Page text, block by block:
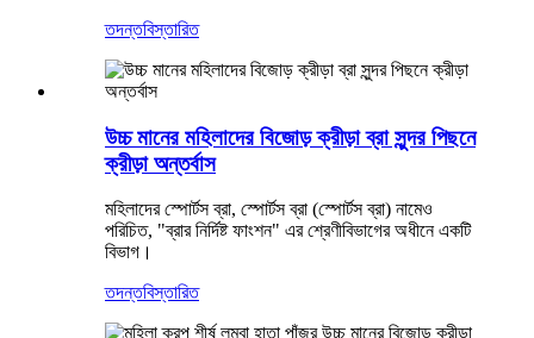
তদন্তবিস্তারিত
উচ্চ মানের মহিলাদের বিজোড় ক্রীড়া ব্রা সুন্দর পিছনে
ক্রীড়া অন্তর্বাস
মহিলাদের স্পোর্টস ব্রা, স্পোর্টস ব্রা (স্পোর্টস ব্রা) নামেও
পরিচিত, "ব্রার নির্দিষ্ট ফাংশন" এর শ্রেণীবিভাগের অধীনে একটি
বিভাগ।
তদন্তবিস্তারিত